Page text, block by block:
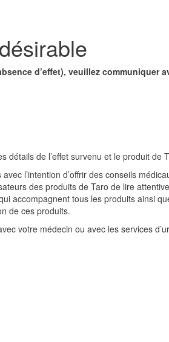
d’effet), veuillez communiquer
de l’effet survenu et le produit de
l’intention d’offrir des conseils
des produits de Taro de lire
accompagnent tous les produits ainsi
de ces produits.
votre médecin ou avec les services